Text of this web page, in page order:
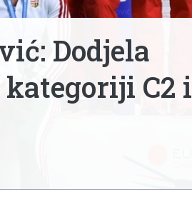
Dodjela
C2 i